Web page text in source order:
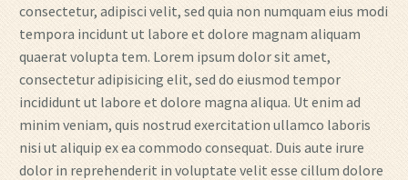
consectetur, adipisci velit, sed quia non numquam eius modi
tempora incidunt ut labore et dolore magnam aliquam
quaerat volupta tem. Lorem ipsum dolor sit amet,
consectetur adipisicing elit, sed do eiusmod tempor
incididunt ut labore et dolore magna aliqua. Ut enim ad
minim veniam, quis nostrud exercitation ullamco laboris
nisi ut aliquip ex ea commodo consequat. Duis aute irure
dolor in reprehenderit in voluptate velit esse cillum dolore